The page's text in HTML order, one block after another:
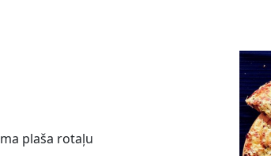
plaša rotaļu